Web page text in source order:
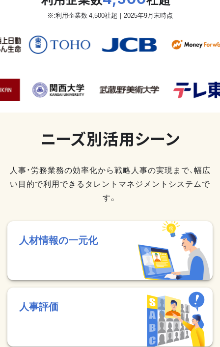
※:利用企業数 4,500社超｜2025年9月末時点
ニーズ別活用シーン
人事・労務業務の効率化から戦略人事の実現まで、幅広
い目的で利用できるタレントマネジメントシステムで
す。
人材情報の一元化
人事評価